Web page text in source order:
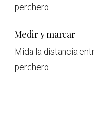
perchero.
Medir y marcar
Mida la distancia
perchero.